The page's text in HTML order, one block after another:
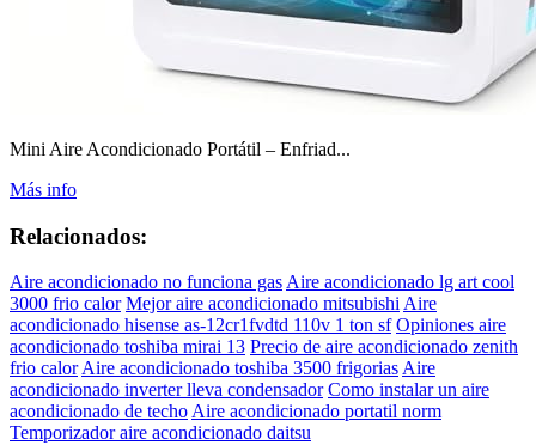
Mini Aire Acondicionado Portátil – Enfriad...
Más info
Relacionados:
Aire acondicionado no funciona gas Aire acondicionado lg art cool
3000 frio calor Mejor aire acondicionado mitsubishi Aire
acondicionado hisense as-12cr1fvdtd 110v 1 ton sf Opiniones aire
acondicionado toshiba mirai 13 Precio de aire acondicionado zenith
frio calor Aire acondicionado toshiba 3500 frigorias Aire
acondicionado inverter lleva condensador Como instalar un aire
acondicionado de techo Aire acondicionado portatil norm
Temporizador aire acondicionado daitsu